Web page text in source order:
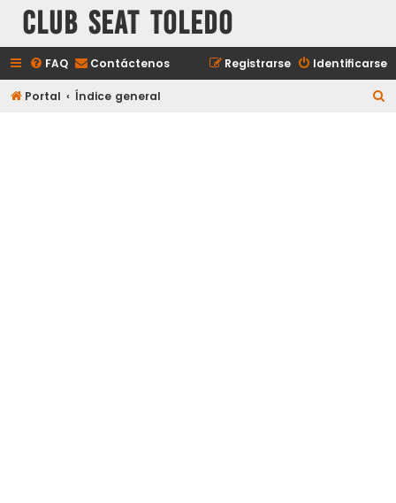
Club Seat Toledo
FAQ Contáctenos Identificarse
Registrarse
Portal Índice general